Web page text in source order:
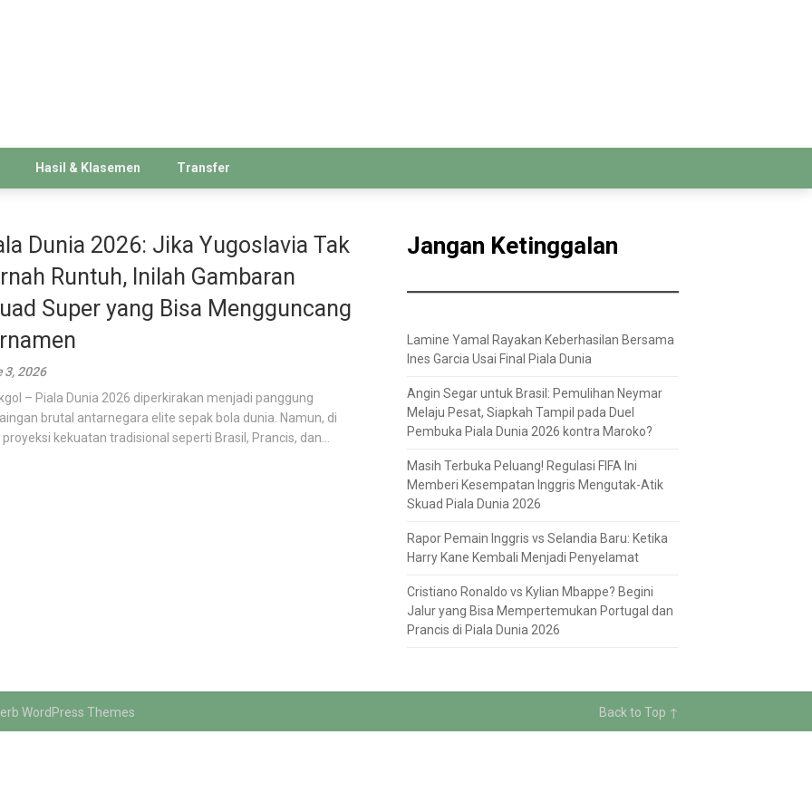
Hasil & Klasemen Transfer
Dunia 2026: Jika Yugoslavia Tak
Runtuh, Inilah Gambaran
Super yang Bisa Mengguncang
3, 2026
– Piala Dunia 2026 diperkirakan menjadi panggung
brutal antarnegara elite sepak bola dunia. Namun, di
proyeksi kekuatan tradisional seperti Brasil, Prancis, dan...
Jangan Ketinggalan
Lamine Yamal Rayakan Keberhasilan Bersama
Ines Garcia Usai Final Piala Dunia
Angin Segar untuk Brasil: Pemulihan Neymar
Melaju Pesat, Siapkah Tampil pada Duel
Pembuka Piala Dunia 2026 kontra Maroko?
Masih Terbuka Peluang! Regulasi FIFA Ini
Memberi Kesempatan Inggris Mengutak-Atik
Skuad Piala Dunia 2026
Rapor Pemain Inggris vs Selandia Baru: Ketika
Harry Kane Kembali Menjadi Penyelamat
Cristiano Ronaldo vs Kylian Mbappe? Begini
Jalur yang Bisa Mempertemukan Portugal dan
Prancis di Piala Dunia 2026
WordPress Themes Back to Top ↑